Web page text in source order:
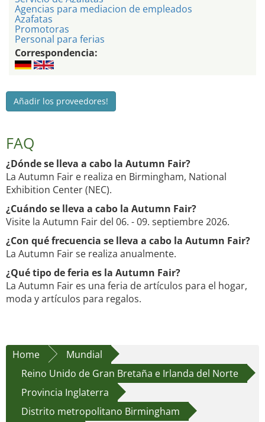
Agencias para mediacion de empleados
Azafatas
Promotoras
Personal para ferias
Correspondencia:
Añadir los proveedores!
FAQ
¿Dónde se lleva a cabo la Autumn Fair?
La Autumn Fair e realiza en Birmingham, National
Exhibition Center (NEC).
¿Cuándo se lleva a cabo la Autumn Fair?
Visite la Autumn Fair del 06. - 09. septiembre 2026.
¿Con qué frecuencia se lleva a cabo la Autumn Fair?
La Autumn Fair se realiza anualmente.
¿Qué tipo de feria es la Autumn Fair?
La Autumn Fair es una feria de artículos para el hogar,
moda y artículos para regalos.
Home
Mundial
Reino Unido de Gran Bretaña e Irlanda del Norte
Provincia Inglaterra
Distrito metropolitano Birmingham